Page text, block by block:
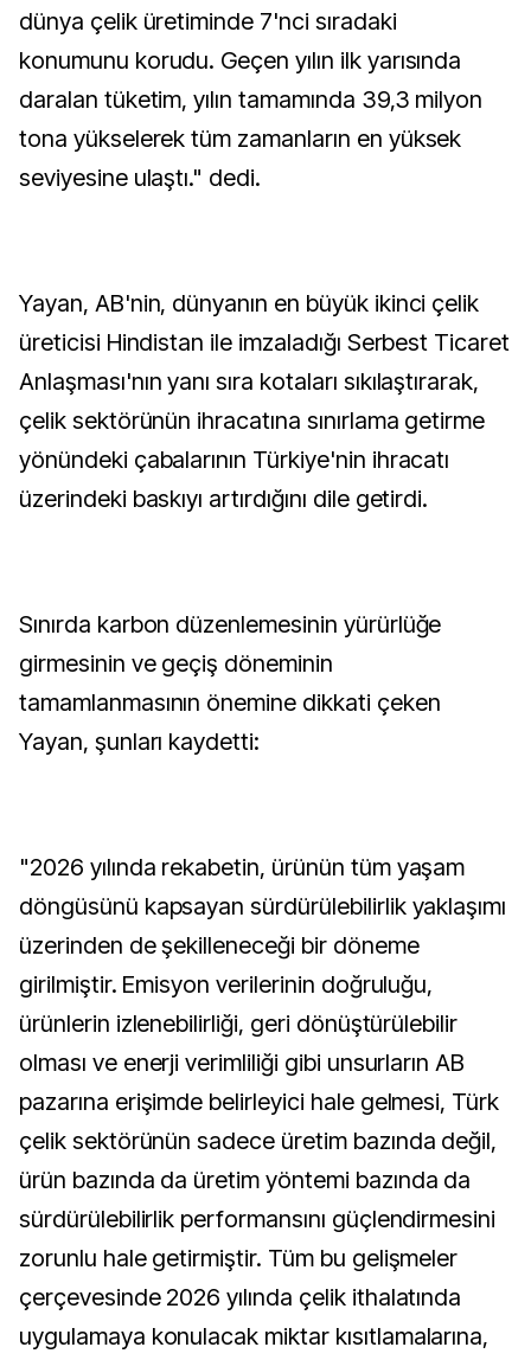
dünya çelik üretiminde 7'nci sıradaki
konumunu korudu. Geçen yılın ilk yarısında
daralan tüketim, yılın tamamında 39,3 milyon
tona yükselerek tüm zamanların en yüksek
seviyesine ulaştı." dedi.
Yayan, AB'nin, dünyanın en büyük ikinci çelik
üreticisi Hindistan ile imzaladığı Serbest Ticaret
Anlaşması'nın yanı sıra kotaları sıkılaştırarak,
çelik sektörünün ihracatına sınırlama getirme
yönündeki çabalarının Türkiye'nin ihracatı
üzerindeki baskıyı artırdığını dile getirdi.
Sınırda karbon düzenlemesinin yürürlüğe
girmesinin ve geçiş döneminin
tamamlanmasının önemine dikkati çeken
Yayan, şunları kaydetti:
"2026 yılında rekabetin, ürünün tüm yaşam
döngüsünü kapsayan sürdürülebilirlik yaklaşımı
üzerinden de şekilleneceği bir döneme
girilmiştir. Emisyon verilerinin doğruluğu,
ürünlerin izlenebilirliği, geri dönüştürülebilir
olması ve enerji verimliliği gibi unsurların AB
pazarına erişimde belirleyici hale gelmesi, Türk
çelik sektörünün sadece üretim bazında değil,
ürün bazında da üretim yöntemi bazında da
sürdürülebilirlik performansını güçlendirmesini
zorunlu hale getirmiştir. Tüm bu gelişmeler
çerçevesinde 2026 yılında çelik ithalatında
uygulamaya konulacak miktar kısıtlamalarına,